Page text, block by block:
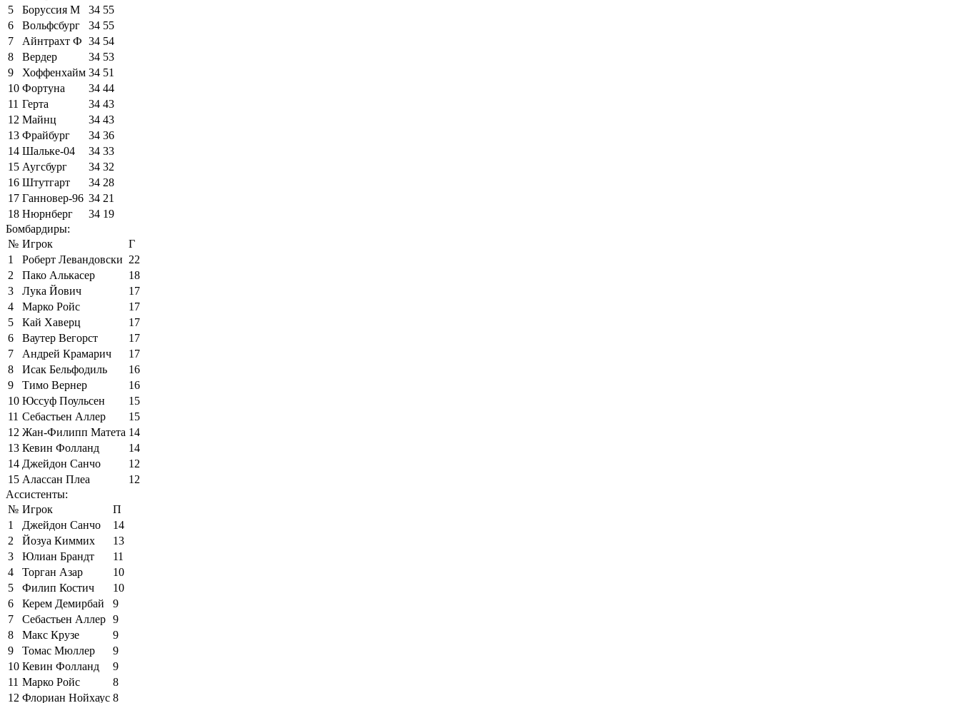
5
Боруссия М 34 55
6
Вольфсбург 34 55
7
Айнтрахт Ф 34 54
8
Вердер 34 53
9
Хоффенхайм 34 51
10 Фортуна 34 44
11 Герта 34 43
12 Майнц 34 43
13 Фрайбург 34 36
14 Шальке-04 34 33
15 Аугсбург 34 32
16 Штутгарт 34 28
17 Ганновер-96 34 21
18 Нюрнберг 34 19
Бомбардиры:
№ Игрок
Г
1
Роберт Левандовски 22
2
Пако Алькасер
18
3
Лука Йович
17
4
Марко Ройс
17
5
Кай Хаверц
17
6
Ваутер Вегорст
17
7
Андрей Крамарич
17
8
Исак Бельфодиль
16
9
Тимо Вернер
16
10 Юссуф Поульсен
15
11 Себастьен Аллер
15
12 Жан-Филипп Матета 14
13 Кевин Фолланд
14
14 Джейдон Санчо
12
15 Алассан Плеа
12
Ассистенты:
№ Игрок
П
1
Джейдон Санчо
14
2
Йозуа Киммих
13
3
Юлиан Брандт
11
4
Торган Азар
10
5
Филип Костич
10
6
Керем Демирбай
9
7
Себастьен Аллер 9
8
Макс Крузе
9
9
Томас Мюллер
9
10 Кевин Фолланд
9
11 Марко Ройс
8
12 Флориан Нойхаус 8